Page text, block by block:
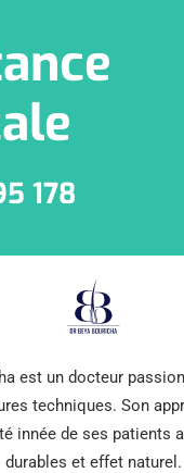
178
est un docteur
techniques. Son
innée de ses patients
durables et effet naturel.